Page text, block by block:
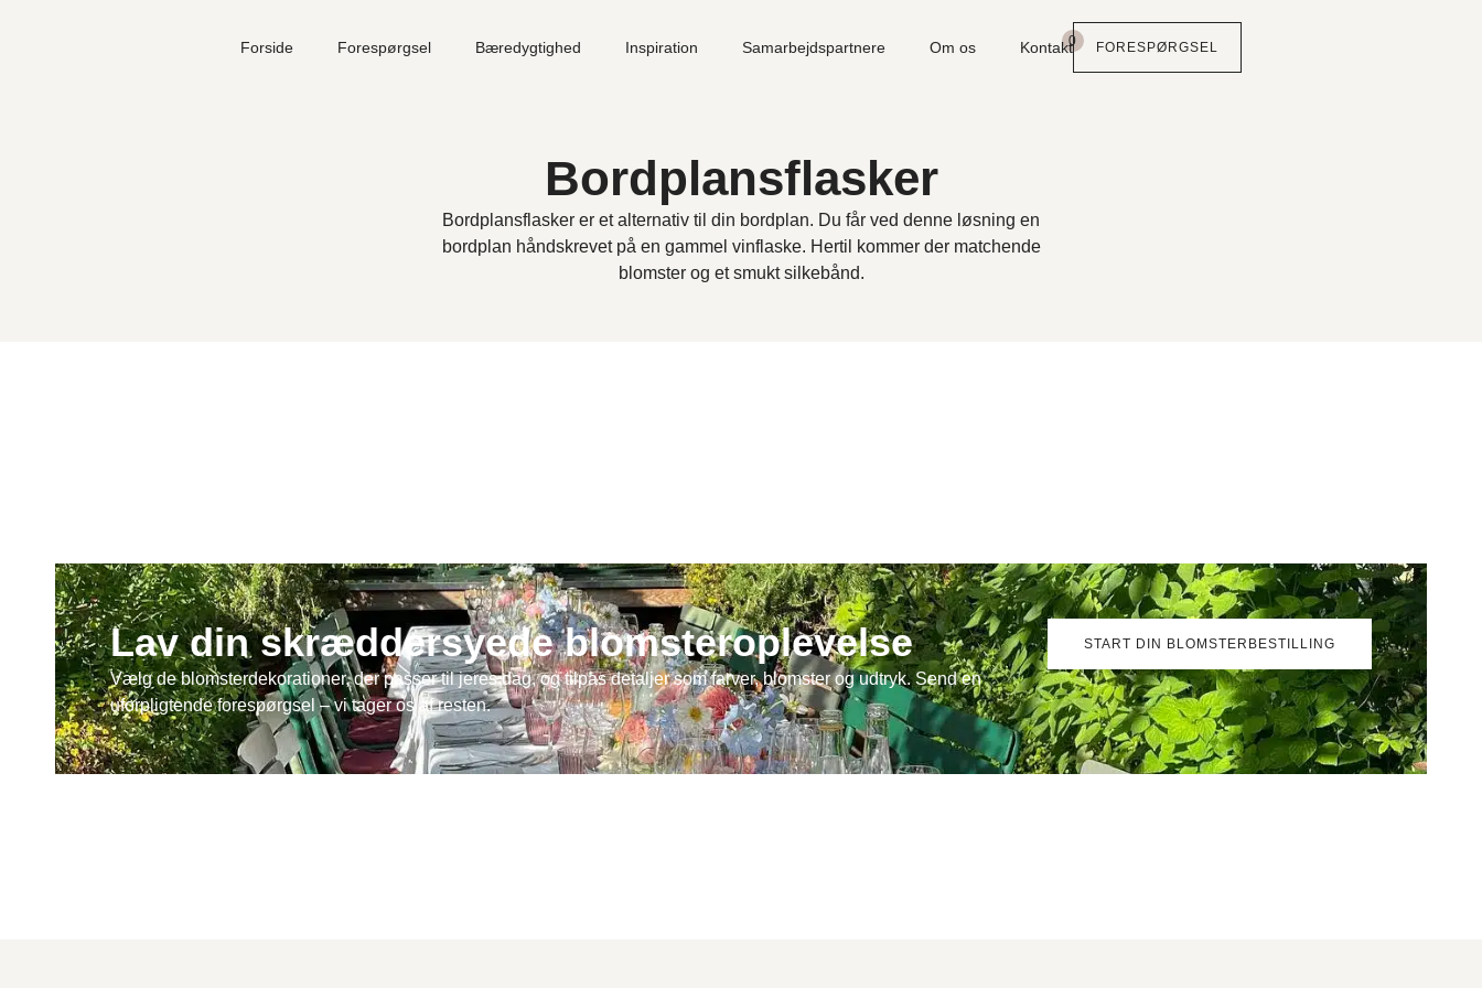
Forside Forespørgsel Bæredygtighed Inspiration Samarbejdspartnere Om os Kontakt0 FORESPØRGSEL
Bordplansflasker
Bordplansflasker er et alternativ til din bordplan. Du får ved denne løsning en
bordplan håndskrevet på en gammel vinflaske. Hertil kommer der matchende
blomster og et smukt silkebånd.
Lav din skræddersyede blomsteroplevelse
Vælg de blomsterdekorationer, der passer til jeres dag, og tilpas detaljer som farver, blomster og udtryk. Send en
uforpligtende forespørgsel – vi tager os af resten.
START DIN BLOMSTERBESTILLING